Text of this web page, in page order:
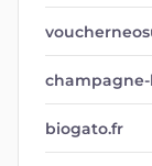
champagne-
biogato.fr